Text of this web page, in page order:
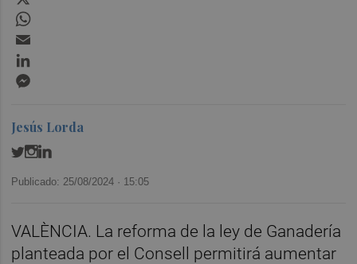
Jesús Lorda
Publicado: 25/08/2024 · 15:05
VALÈNCIA. La reforma de la ley de Ganadería
planteada por el Consell permitirá aumentar